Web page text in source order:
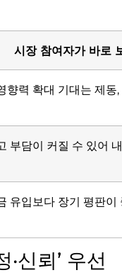
시장 참여자가 바로
향력 확대 기대는 제동
부담이 커질 수 있어
유입보다 장기 평판이
신뢰’ 우선